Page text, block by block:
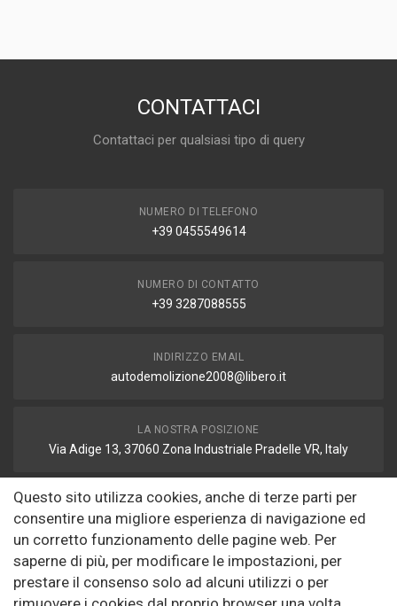
CONTATTACI
Contattaci per qualsiasi tipo di query
NUMERO DI TELEFONO
+39 0455549614
NUMERO DI CONTATTO
+39 3287088555
INDIRIZZO EMAIL
autodemolizione2008@libero.it
LA NOSTRA POSIZIONE
Via Adige 13, 37060 Zona Industriale Pradelle VR, Italy
FAX
autodemolizione2008@libero.it
Informazioni
Questo sito utilizza cookies, anche di terze parti per
consentire una migliore esperienza di navigazione ed
un corretto funzionamento delle pagine web. Per
saperne di più, per modificare le impostazioni, per
prestare il consenso solo ad alcuni utilizzi o per